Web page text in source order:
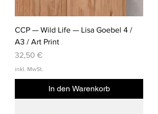
CCP — Wild Life — Lisa Goebel 4 /
A3 / Art Print
Preis
32,50 €
inkl. MwSt.
In den Warenkorb